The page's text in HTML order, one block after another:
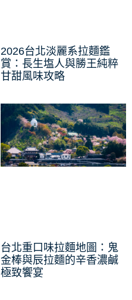
2026台北淡麗系拉麵鑑
賞：長生塩人與勝王純粹
甘甜風味攻略
台北重口味拉麵地圖：鬼
金棒與辰拉麵的辛香濃鹹
極致饗宴